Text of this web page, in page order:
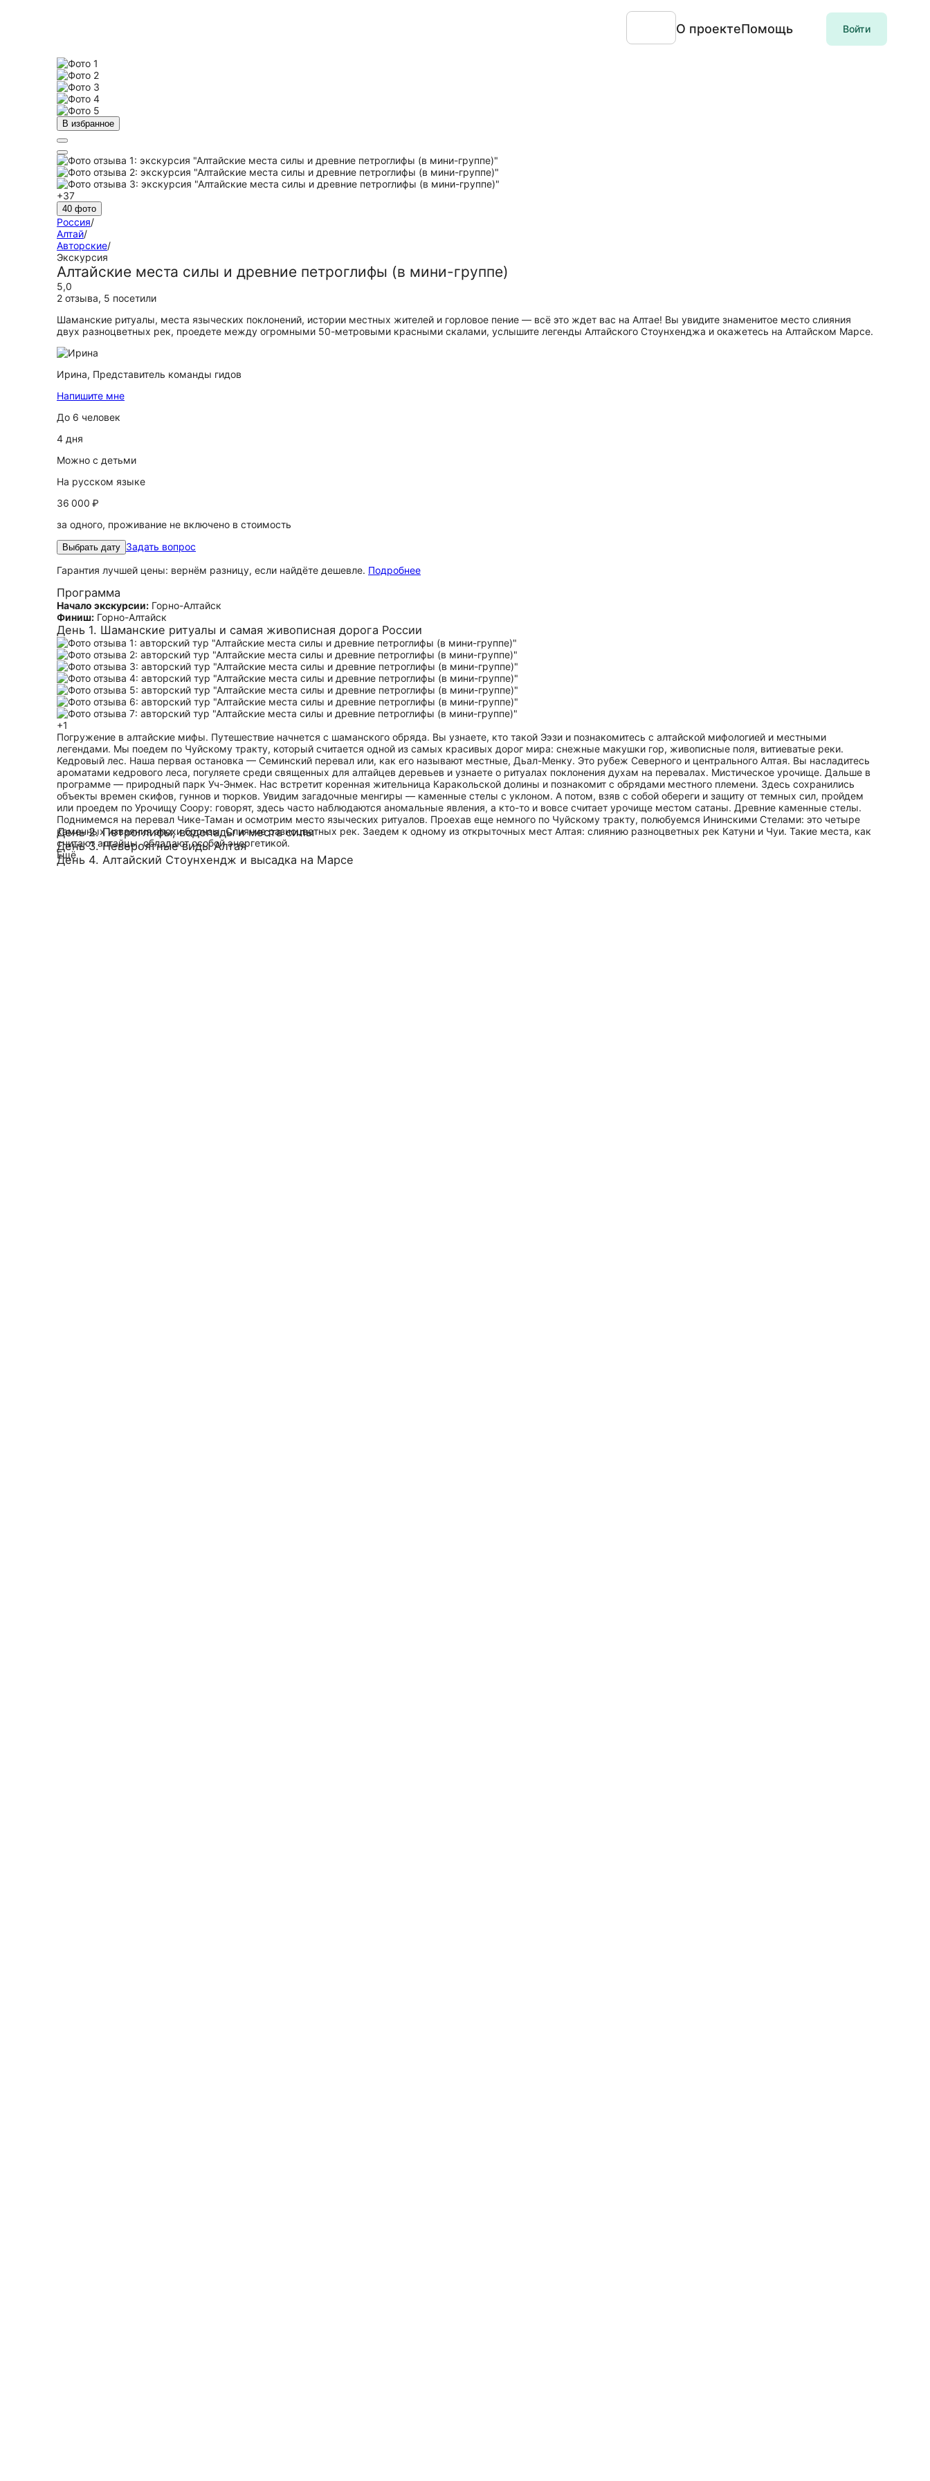
О проектеПомощь Войти
В избранное
+37
40 фото
Россия/
Алтай/
Авторские/
Экскурсия
Алтайские места силы и древние петроглифы (в мини-группе)
5,0
2 отзыва, 5 посетили
Шаманские ритуалы, места языческих поклонений, истории местных жителей и горловое пение — всё это ждет вас на Алтае! Вы увидите знаменитое место слияния
двух разноцветных рек, проедете между огромными 50-метровыми красными скалами, услышите легенды Алтайского Стоунхенджа и окажетесь на Алтайском Марсе.
Ирина, Представитель команды гидов
Напишите мне
До 6 человек
4 дня
Можно с детьми
На русском языке
36 000 ₽
за одного, проживание не включено в стоимость
Выбрать дату Задать вопрос
Гарантия лучшей цены: вернём разницу, если найдёте дешевле. Подробнее
Программа
Начало экскурсии: Горно-Алтайск
Финиш: Горно-Алтайск
День 1. Шаманские ритуалы и самая живописная дорога России
+1
Погружение в алтайские мифы. Путешествие начнется с шаманского обряда. Вы узнаете, кто такой Ээзи и познакомитесь с алтайской мифологией и местными
легендами. Мы поедем по Чуйскому тракту, который считается одной из самых красивых дорог мира: снежные макушки гор, живописные поля, витиеватые реки.
Кедровый лес. Наша первая остановка — Семинский перевал или, как его называют местные, Дьал-Менку. Это рубеж Северного и центрального Алтая. Вы насладитесь
ароматами кедрового леса, погуляете среди священных для алтайцев деревьев и узнаете о ритуалах поклонения духам на перевалах. Мистическое урочище. Дальше в
программе — природный парк Уч-Энмек. Нас встретит коренная жительница Каракольской долины и познакомит с обрядами местного племени. Здесь сохранились
объекты времен скифов, гуннов и тюрков. Увидим загадочные менгиры — каменные стелы с уклоном. А потом, взяв с собой обереги и защиту от темных сил, пройдем
или проедем по Урочищу Соору: говорят, здесь часто наблюдаются аномальные явления, а кто-то и вовсе считает урочище местом сатаны. Древние каменные стелы.
Поднимемся на перевал Чике-Таман и осмотрим место языческих ритуалов. Проехав еще немного по Чуйскому тракту, полюбуемся Ининскими Стелами: это четыре
каменных изваяния эпохи бронзы. Слияние разноцветных рек. Заедем к одному из открыточных мест Алтая: слиянию разноцветных рек Катуни и Чуи. Такие места, как
считают алтайцы, обладают особой энергетикой.
Ещё
День 2. Петроглифы, водопады и места силы
День 3. Невероятные виды Алтая
День 4. Алтайский Стоунхендж и высадка на Марсе